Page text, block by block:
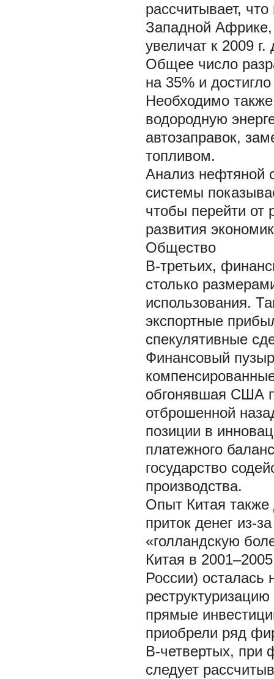
рассчитывает,
Западной Африке,
увеличат к 2009
Общее число
на 35% и
Необходимо
водородную
автозаправок,
топливом.
Анализ нефтяной
системы
чтобы перейти от
развития
Общество
В-третьих,
столько
использования.
экспортные
спекулятивные
Финансовый
обгонявшая США
отброшенной
позиции в
платежного
государство
производства.
Опыт Китая также
приток денег из-
«голландскую
Китая в
России) осталась
прямые
приобрели ряд
В-четвертых, при
следует